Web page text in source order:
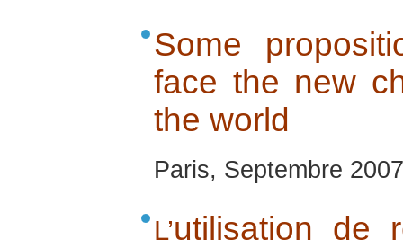
Some
face the new
the world
Paris, Septembre 2007
L’utilisation de